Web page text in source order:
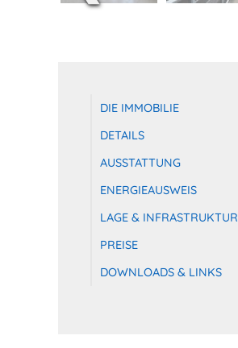
DIE IMMOBILIE
DETAILS
AUSSTATTUNG
ENERGIEAUSWEIS
LAGE & INFRASTRUKTUR
PREISE
DOWNLOADS & LINKS